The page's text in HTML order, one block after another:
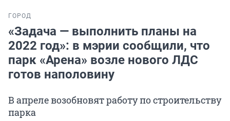
ГОРОД
«Задача — выполнить планы на
2022 год»: в мэрии сообщили, что
парк «Арена» возле нового ЛДС
готов наполовину
В апреле возобновят работу по строительству
парка